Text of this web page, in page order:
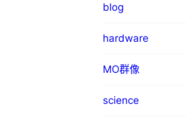
blog
hardware
MO群像
science